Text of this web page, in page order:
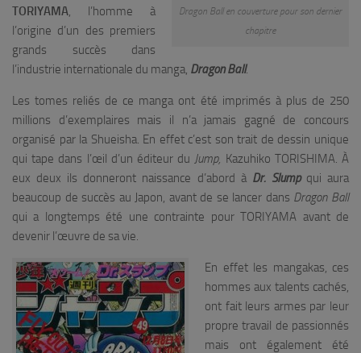
Dragon Ball en couverture pour son dernier
chapitre
TORIYAMA, l’homme à
l’origine d’un des premiers
grands succès dans
l’industrie internationale du manga, Dragon Ball.
Les tomes reliés de ce manga ont été imprimés à plus de 250
millions d’exemplaires mais il n’a jamais gagné de concours
organisé par la Shueisha. En effet c’est son trait de dessin unique
qui tape dans l’œil d’un éditeur du Jump, Kazuhiko TORISHIMA. À
eux deux ils donneront naissance d’abord à Dr. Slump qui aura
beaucoup de succès au Japon, avant de se lancer dans Dragon Ball
qui a longtemps été une contrainte pour TORIYAMA avant de
devenir l’œuvre de sa vie.
En effet les mangakas, ces
hommes aux talents cachés,
ont fait leurs armes par leur
propre travail de passionnés
mais ont également été